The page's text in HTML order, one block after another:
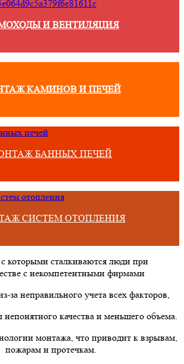
И ВЕНТИЛЯЦИЯ
КАМИНОВ И ПЕЧЕЙ
БАННЫХ ПЕЧЕЙ
СИСТЕМ ОТОПЛЕНИЯ
которыми сталкиваются люди при
с некомпетентными фирмами
за неправильного учета всех факторов,
непонятного качества и меньшего объема.
монтажа, что приводит к взрывам,
пожарам и протечкам.